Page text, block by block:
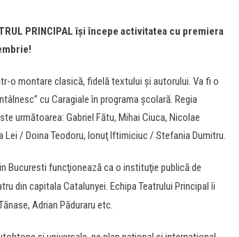
PRINCIPAL îşi începe activitatea cu premiera
o montare clasică, fidelă textului şi autorului. Va fi o
cu Caragiale în programa școlară. Regia
următoarea: Gabriel Fătu, Mihai Ciuca, Nicolae
Lei / Doina Teodoru, Ionuţ Iftimiciuc / Stefania Dumitru.
Bucuresti funcţionează ca o instituţie publică de
din capitala Catalunyei. Echipa Teatrului Principal îi
Adrian Păduraru etc.